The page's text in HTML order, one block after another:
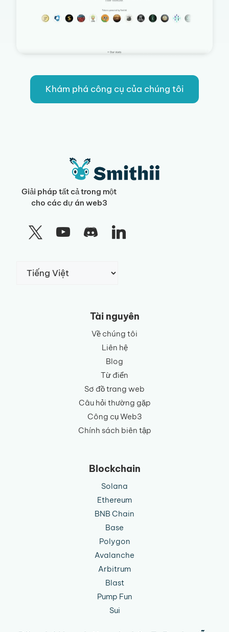
Khám phá công cụ của chúng tôi
Giải pháp tất cả trong một
cho các dự án web3
Chọn
một
Tài nguyên
Về chúng tôi
Liên hệ
Blog
Từ điển
Sơ đồ trang web
Câu hỏi thường gặp
Công cụ Web3
Chính sách biên tập
Blockchain
Solana
Ethereum
BNB Chain
Base
Polygon
Avalanche
Arbitrum
Blast
Pump Fun
Sui